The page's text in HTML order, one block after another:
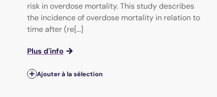
risk in overdose mortality. This study describes
the incidence of overdose mortality in relation to
time after (re[...]
Plus d'info
Ajouter à la sélection